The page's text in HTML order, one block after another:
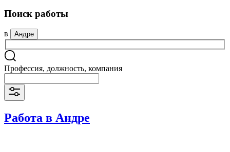
Поиск работы
в Андре
Профессия, должность, компания
Работа в Андре